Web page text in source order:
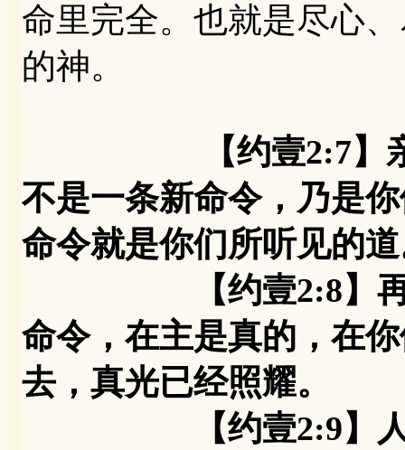
命里完全。也就是尽心
的神。
【约壹2:7
不是一条新命令，乃是
命令就是你们所听见的
【约壹2:8】再者
命令，在主是真的，在
去，真光已经照耀。
【约壹2:9】人若